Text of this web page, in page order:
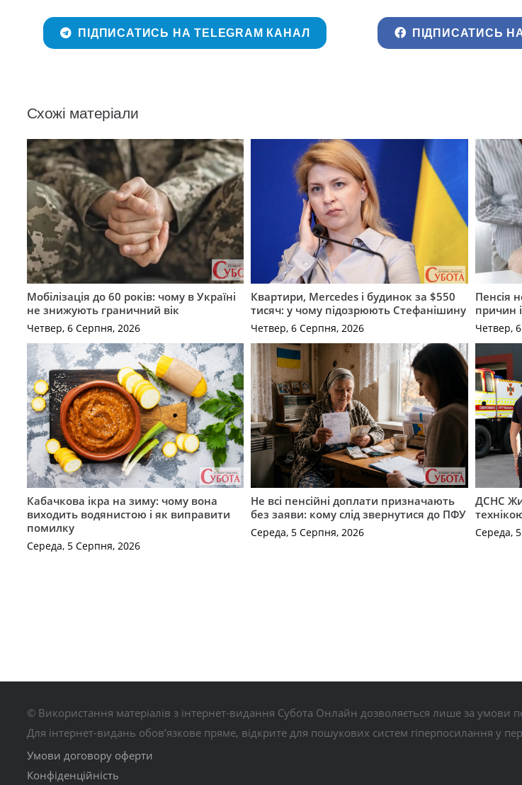
ПІДПИСАТИСЬ НА TELEGRAM КАНАЛ ПІДПИСАТИСЬ
Схожі матеріали
Мобілізація до 60 років: чому в Україні
не знижують граничний вік
Четвер, 6 Серпня, 2026
Квартири, Mercedes і будинок за $550
тисяч: у чому підозрюють Стефанішину
Четвер, 6 Серпня, 2026
Пенсія
причин
Четвер,
Кабачкова ікра на зиму: чому вона
виходить водянистою і як виправити
помилку
Середа, 5 Серпня, 2026
Не всі пенсійні доплати призначають
без заяви: кому слід звернутися до ПФУ
Середа, 5 Серпня, 2026
ДСНС
Середа,
© Використання матеріалів з інтернет-видання Субота Онлайн дозволяється лише за умови
Для інтернет-видань обов’язкове пряме, відкрите для пошукових систем гіперпосилання у
Умови договору оферти
Конфіденційність